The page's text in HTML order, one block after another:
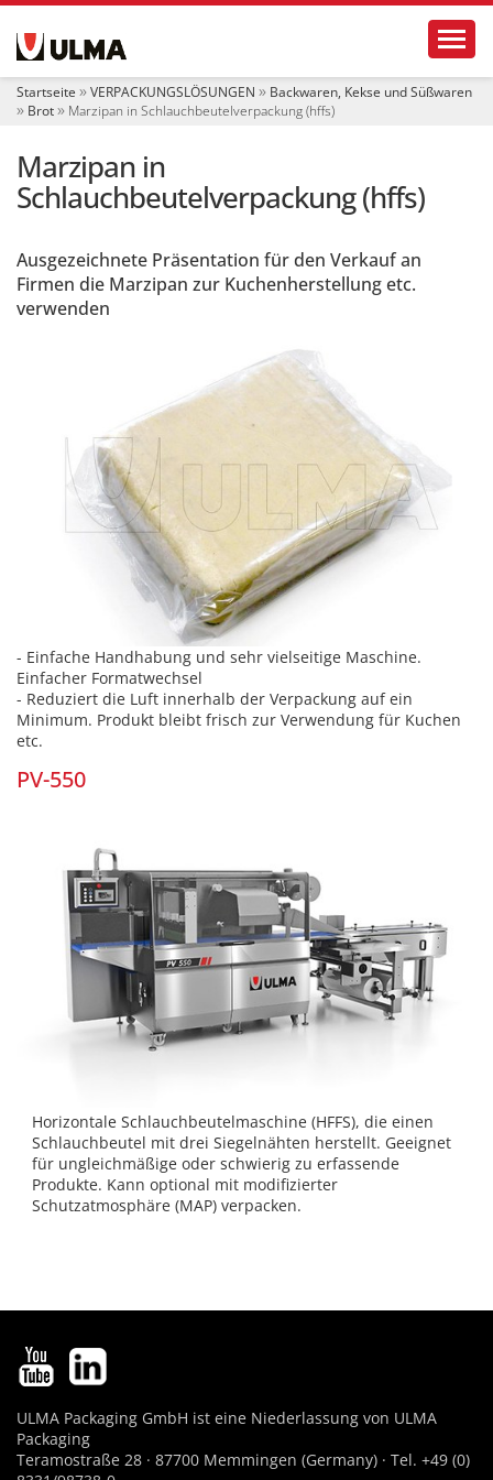
t
Startseite VERPACKUNGSLÖSUNGEN
Backwaren, Kekse und Süßwaren
Brot
Marzipan in Schlauchbeutelverpackung (hffs)
Marzipan in
Schlauchbeutelverpackung (hffs)
Ausgezeichnete Präsentation für den Verkauf an
Firmen die Marzipan zur Kuchenherstellung etc.
verwenden
- Einfache Handhabung und sehr vielseitige Maschine.
Einfacher Formatwechsel
- Reduziert die Luft innerhalb der Verpackung auf ein
Minimum. Produkt bleibt frisch zur Verwendung für Kuchen
etc.
PV-550
Horizontale Schlauchbeutelmaschine (HFFS), die einen
Schlauchbeutel mit drei Siegelnähten herstellt. Geeignet
für ungleichmäßige oder schwierig zu erfassende
Produkte. Kann optional mit modifizierter
Schutzatmosphäre (MAP) verpacken.
ULMA Packaging GmbH ist eine Niederlassung von ULMA
Packaging
Teramostraße 28 · 87700 Memmingen (Germany) · Tel. +49 (0)